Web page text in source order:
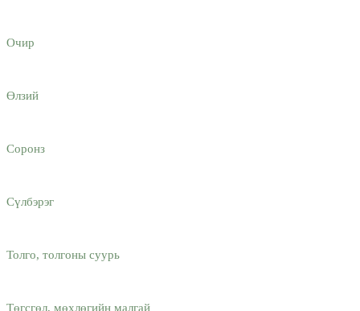
Очир
Өлзий
Соронз
Сүлбэрэг
Толго, толгоны суурь
Төгсгөл, мөхлөгийн малгай